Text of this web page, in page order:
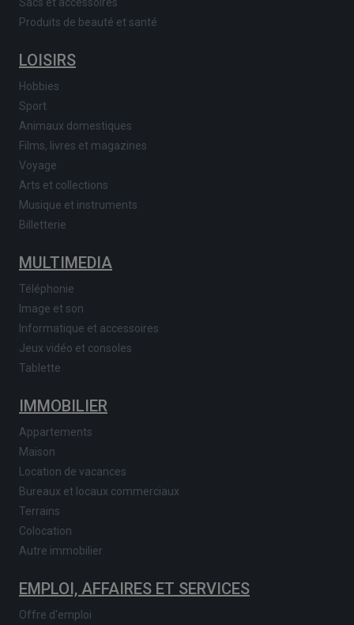
Produits de beauté et santé
LOISIRS
Hobbies
Sport
Animaux domestiques
Films, livres et magazines
Voyage
Arts et collections
Musique et instruments
Billetterie
MULTIMEDIA
Téléphonie
Image et son
Informatique et accessoires
Jeux vidéo et consoles
Tablette
IMMOBILIER
Appartements
Maison
Location de vacances
Bureaux et locaux commerciaux
Terrains
Colocation
Autre immobilier
EMPLOI, AFFAIRES ET SERVICES
Offre d'emploi